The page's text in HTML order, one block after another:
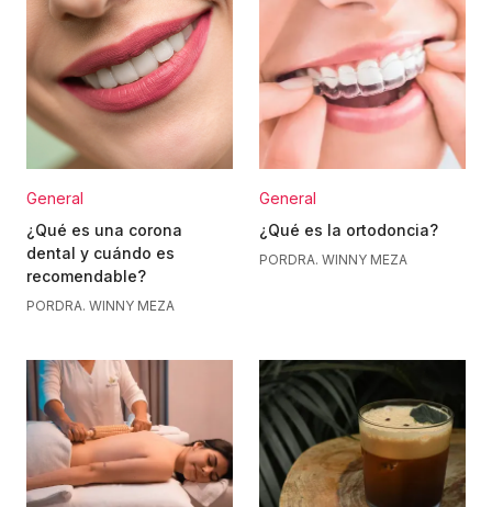
General
¿Qué es una corona
dental y cuándo es
recomendable?
PORDRA. WINNY MEZA
General
¿Qué es la ortodoncia?
PORDRA. WINNY MEZA